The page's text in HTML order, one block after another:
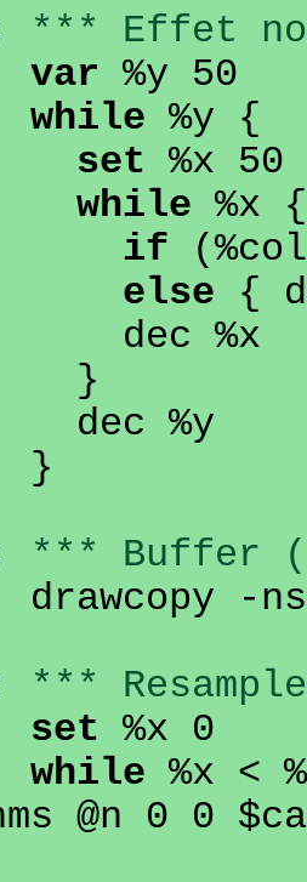
*** Effet
var %y 50
while %y {
set %x 50
while %x {
if
else {
dec %x
}
dec %y
}
*** Buffer
drawcopy -
***
set %x 0
while %x <
@n 0 0